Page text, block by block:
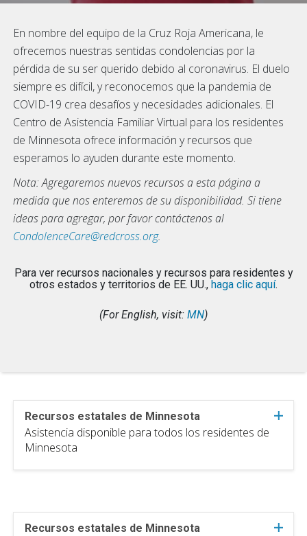
En nombre del equipo de la Cruz Roja Americana, le
ofrecemos nuestras sentidas condolencias por la
pérdida de su ser querido debido al coronavirus. El duelo
siempre es difícil, y reconocemos que la pandemia de
COVID-19 crea desafíos y necesidades adicionales. El
Centro de Asistencia Familiar Virtual para los residentes
de Minnesota ofrece información y recursos que
esperamos lo ayuden durante este momento.
Nota: Agregaremos nuevos recursos a esta página a
medida que nos enteremos de su disponibilidad. Si tiene
ideas para agregar, por favor contáctenos al
CondolenceCare@redcross.org.
Para ver recursos nacionales y recursos para residentes y
otros estados y territorios de EE. UU., haga clic aquí.
(For English, visit: MN)
Recursos estatales de Minnesota
Asistencia disponible para todos los residentes de
Minnesota
Recursos estatales de Minnesota